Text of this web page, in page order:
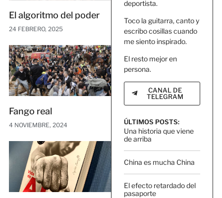
El algoritmo del poder
24 FEBRERO, 2025
Fango real
4 NOVIEMBRE, 2024
deportista.
Toco la guitarra, canto y
escribo cosillas cuando
me siento inspirado.
El resto mejor en
persona.
CANAL DE
TELEGRAM
ÚLTIMOS POSTS:
Una historia que viene
de arriba
China es mucha China
El efecto retardado del
pasaporte